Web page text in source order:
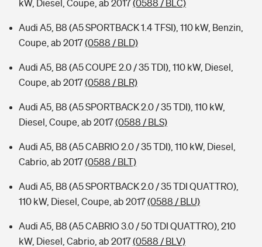
kW, Diesel, Coupe, ab 2017(0588 / BLC)
Audi A5, B8 (A5 SPORTBACK 1.4 TFSI), 110 kW, Benzin,
Coupe, ab 2017(0588 / BLD)
Audi A5, B8 (A5 COUPE 2.0 / 35 TDI), 110 kW, Diesel,
Coupe, ab 2017(0588 / BLR)
Audi A5, B8 (A5 SPORTBACK 2.0 / 35 TDI), 110 kW,
Diesel, Coupe, ab 2017(0588 / BLS)
Audi A5, B8 (A5 CABRIO 2.0 / 35 TDI), 110 kW, Diesel,
Cabrio, ab 2017(0588 / BLT)
Audi A5, B8 (A5 SPORTBACK 2.0 / 35 TDI QUATTRO),
110 kW, Diesel, Coupe, ab 2017(0588 / BLU)
Audi A5, B8 (A5 CABRIO 3.0 / 50 TDI QUATTRO), 210
kW, Diesel, Cabrio, ab 2017(0588 / BLV)